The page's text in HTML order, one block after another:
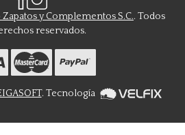
y Complementos S.C.. Todos
reservados.
. Tecnología